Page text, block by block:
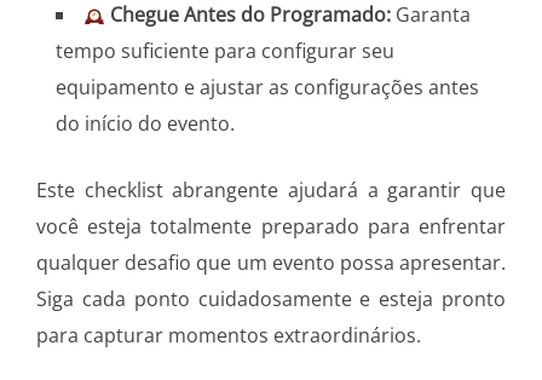
Chegue Antes do Programado: Garanta
tempo suficiente para configurar seu
equipamento e ajustar as configurações antes
do início do evento.
Este checklist abrangente ajudará a garantir que
você esteja totalmente preparado para enfrentar
qualquer desafio que um evento possa apresentar.
Siga cada ponto cuidadosamente e esteja pronto
para capturar momentos extraordinários.